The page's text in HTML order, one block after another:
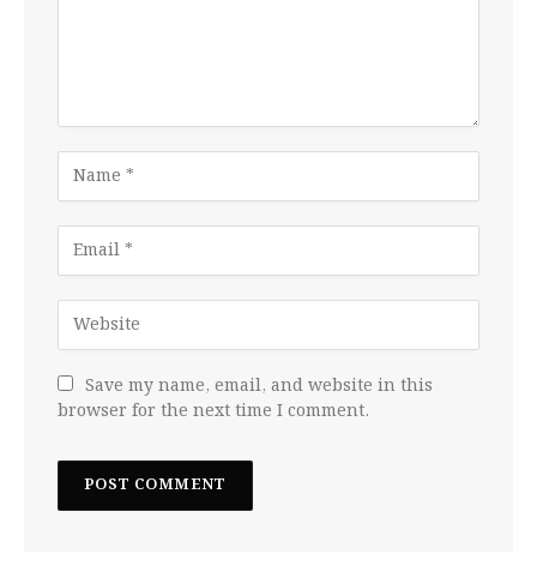
Save my name, email, and website in this
browser for the next time I comment.